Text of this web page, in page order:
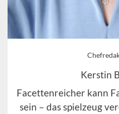
Kerstin
Facettenreicher kann
sein – das spielzeug